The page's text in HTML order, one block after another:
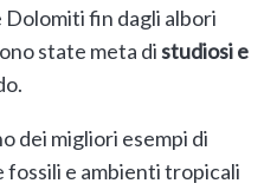
Dolomiti fin dagli albori
state meta distudiosi e
dei migliori esempi di
fossili e ambienti tropicali